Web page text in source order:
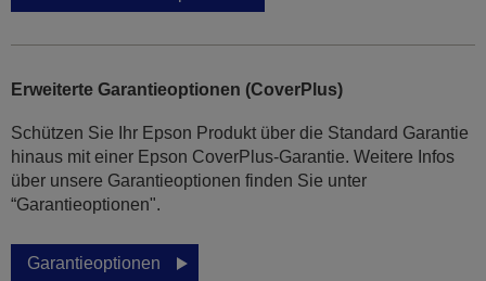
Erweiterte Garantieoptionen (CoverPlus)
Schützen Sie Ihr Epson Produkt über die Standard Garantie
hinaus mit einer Epson CoverPlus-Garantie. Weitere Infos
über unsere Garantieoptionen finden Sie unter
“Garantieoptionen".
Garantieoptionen